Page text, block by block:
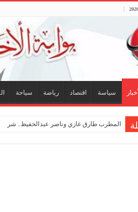
سياسة اقتصاد رياضة سياحة
المطرب طارق غازي وناصر عبدالحفيظ.. شراكة